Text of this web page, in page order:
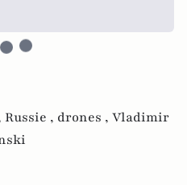
Russie , drones , Vladimir